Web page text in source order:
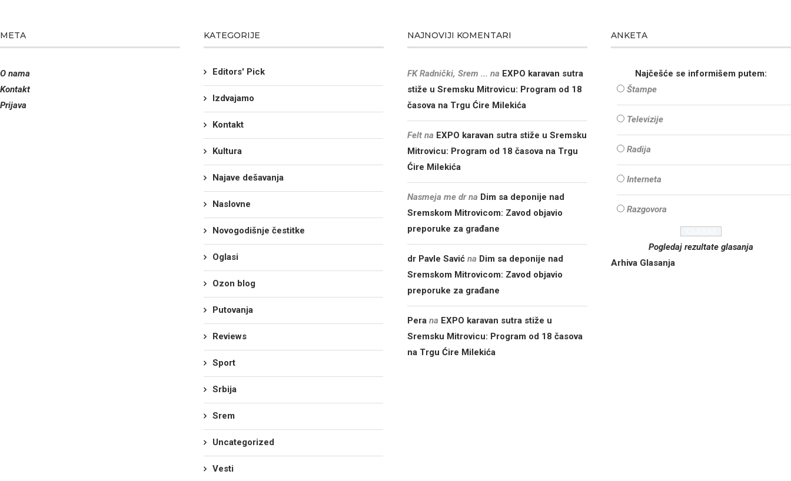
META
O nama
Kontakt
Prijava
KATEGORIJE
Editors' Pick
Izdvajamo
Kontakt
Kultura
Najave dešavanja
Naslovne
Novogodišnje čestitke
Oglasi
Ozon blog
Putovanja
Reviews
Sport
Srbija
Srem
Uncategorized
Vesti
NAJNOVIJI KOMENTARI
FK Radnički, Srem ... na EXPO karavan sutra
stiže u Sremsku Mitrovicu: Program od 18
časova na Trgu Ćire Milekića
Felt na EXPO karavan sutra stiže u Sremsku
Mitrovicu: Program od 18 časova na Trgu
Ćire Milekića
Nasmeja me drna Dim sa deponije nad
Sremskom Mitrovicom: Zavod objavio
preporuke za građane
dr Pavle Savić na Dim sa deponije nad
Sremskom Mitrovicom: Zavod objavio
preporuke za građane
Pera na EXPO karavan sutra stiže u
Sremsku Mitrovicu: Program od 18 časova
na Trgu Ćire Milekića
ANKETA
Najčešće se informišem putem:
Štampe
Televizije
Radija
Interneta
Razgovora
Pogledaj rezultate glasanja
Arhiva Glasanja